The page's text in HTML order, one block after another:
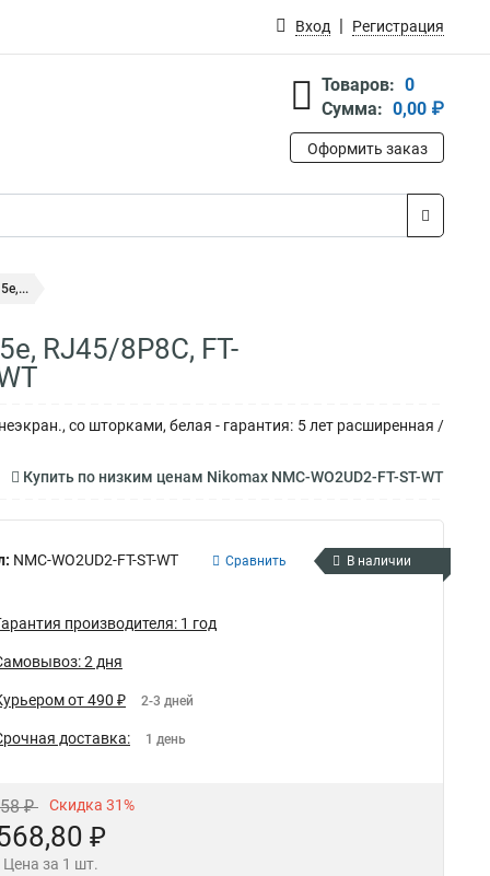
Вход Регистрация
Товаров: 0
Сумма: 0,00 ₽
Оформить заказ
RJ45/8P8C, FT-
со шторками, белая - гарантия: 5 лет расширенная /
Купить по низким ценам Nikomax NMC-WO2UD2-FT-ST-WT
NMC-WO2UD2-FT-ST-WT Сравнить В наличии
производителя: 1 год
2 дня
от 490 ₽ 2-3 дней
доставка: 1 день
₽ Скидка 31%
₽
Цена за 1 шт.